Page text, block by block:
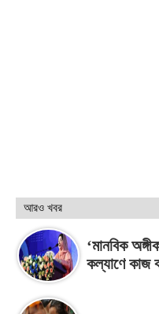
আরও খবর
‘মানবিক
কল্যাণে কাজ